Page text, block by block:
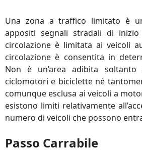
Una zona a traffico limitato è
appositi segnali stradali di
circolazione è limitata ai veicoli
circolazione è consentita in
Non è un’area adibita soltanto
ciclomotori e biciclette né
comunque esclusa ai veicoli a
esistono limiti relativamente
numero di veicoli che possono
Passo Carrabile